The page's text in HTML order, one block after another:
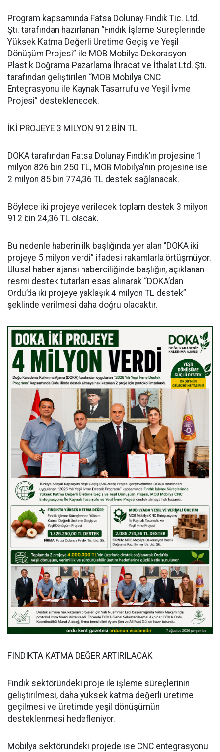
Program kapsamında Fatsa Dolunay Fındık Tic. Ltd.
Şti. tarafından hazırlanan “Fındık İşleme Süreçlerinde
Yüksek Katma Değerli Üretime Geçiş ve Yeşil
Dönüşüm Projesi” ile MOB Mobilya Dekorasyon
Plastik Doğrama Pazarlama İhracat ve İthalat Ltd. Şti.
tarafından geliştirilen “MOB Mobilya CNC
Entegrasyonu ile Kaynak Tasarrufu ve Yeşil İvme
Projesi” desteklenecek.
İKİ PROJEYE 3 MİLYON 912 BİN TL
DOKA tarafından Fatsa Dolunay Fındık’ın projesine 1
milyon 826 bin 250 TL, MOB Mobilya’nın projesine ise
2 milyon 85 bin 774,36 TL destek sağlanacak.
Böylece iki projeye verilecek toplam destek 3 milyon
912 bin 24,36 TL olacak.
Bu nedenle haberin ilk başlığında yer alan “DOKA iki
projeye 5 milyon verdi” ifadesi rakamlarla örtüşmüyor.
Ulusal haber ajansı haberciliğinde başlığın, açıklanan
resmi destek tutarları esas alınarak “DOKA’dan
Ordu’da iki projeye yaklaşık 4 milyon TL destek”
şeklinde verilmesi daha doğru olacaktır.
FINDIKTA KATMA DEĞER ARTIRILACAK
Fındık sektöründeki proje ile işleme süreçlerinin
geliştirilmesi, daha yüksek katma değerli üretime
geçilmesi ve üretimde yeşil dönüşümün
desteklenmesi hedefleniyor.
Mobilya sektöründeki projede ise CNC entegrasyonu